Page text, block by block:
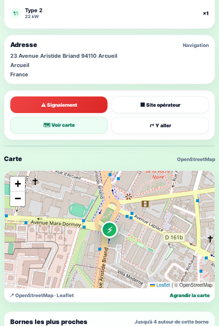
Carte OpenStreetMap
⚡
+
−
Leaflet |© OpenStreetMap
📍 OpenStreetMap · Leaflet Agrandir la carte
Bornes les plus proches Jusqu’à 4 autour de cette borne
⚠ Signalement 🏢 Site opérateur
🗺 Voir carte ↱ Y aller
🔌 Type 2
22 kW
×1
Adresse Navigation
23 Avenue Aristide Briand 94110 Arcueil
Arcueil
France